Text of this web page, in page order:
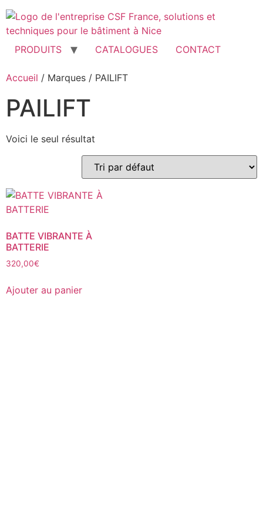
Aller
au
contenu
PRODUITS
CATALOGUES CONTACT
Accueil / Marques / PAILIFT
PAILIFT
Voici le seul résultat
BATTE VIBRANTE À
BATTERIE
320,00€
Ajouter au panier